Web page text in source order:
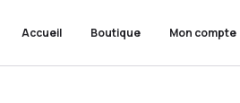
Accueil Boutique Mon compte